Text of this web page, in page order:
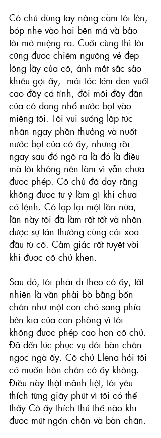
Cô chủ dùng tay nâng cằm tôi lên,
bóp nhẹ vào hai bên má và bảo
tôi mở miệng ra. Cuối cùng thì tôi
cũng được chiêm ngưỡng vẻ đẹp
lộng lẫy của cô, ánh mắt sắc sảo
khiêu gợi ấy,  mái tóc tém đen vuốt
cao đầy cá tính, đôi môi đầy đặn
của cô đang nhổ nước bọt vào
miệng tôi. Tôi vui sướng lập tức
nhận ngay phần thưởng và nuốt
nước bọt của cô ấy, nhưng rồi
ngay sau đó ngộ ra là đó là điều
mà tôi không nên làm vì vẫn chưa
được phép. Cô chủ đã dạy rằng
không được tự ý làm gì khi chưa
có lệnh. Cô lặp lại một lần nữa,
lần này tôi đã làm rất tốt và nhận
được sự tán thưởng cùng cái xoa
đầu từ cô. Cảm giác rất tuyệt vời
khi được cô chủ khen.
Sau đó, tôi phải đi theo cô ấy, tất
nhiên là vẫn phải bò bằng bốn
chân như một con chó sang phía
bên kia của căn phòng vì tôi
không được phép cao hơn cô chủ.
Đã đến lúc phục vụ đôi bàn chân
ngọc ngà ấy. Cô chủ Elena hỏi tôi
có muốn hôn chân cô ấy không.
Điều này thật mãnh liệt, tôi yêu
thích từng giây phút vì tôi có thể
thấy Cô ấy thích thú thế nào khi
được mút ngón chân và bàn chân.